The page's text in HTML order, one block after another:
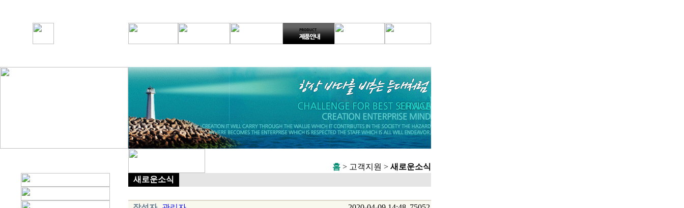
홈 > 고객지원 > 새로운소식
새로운소식